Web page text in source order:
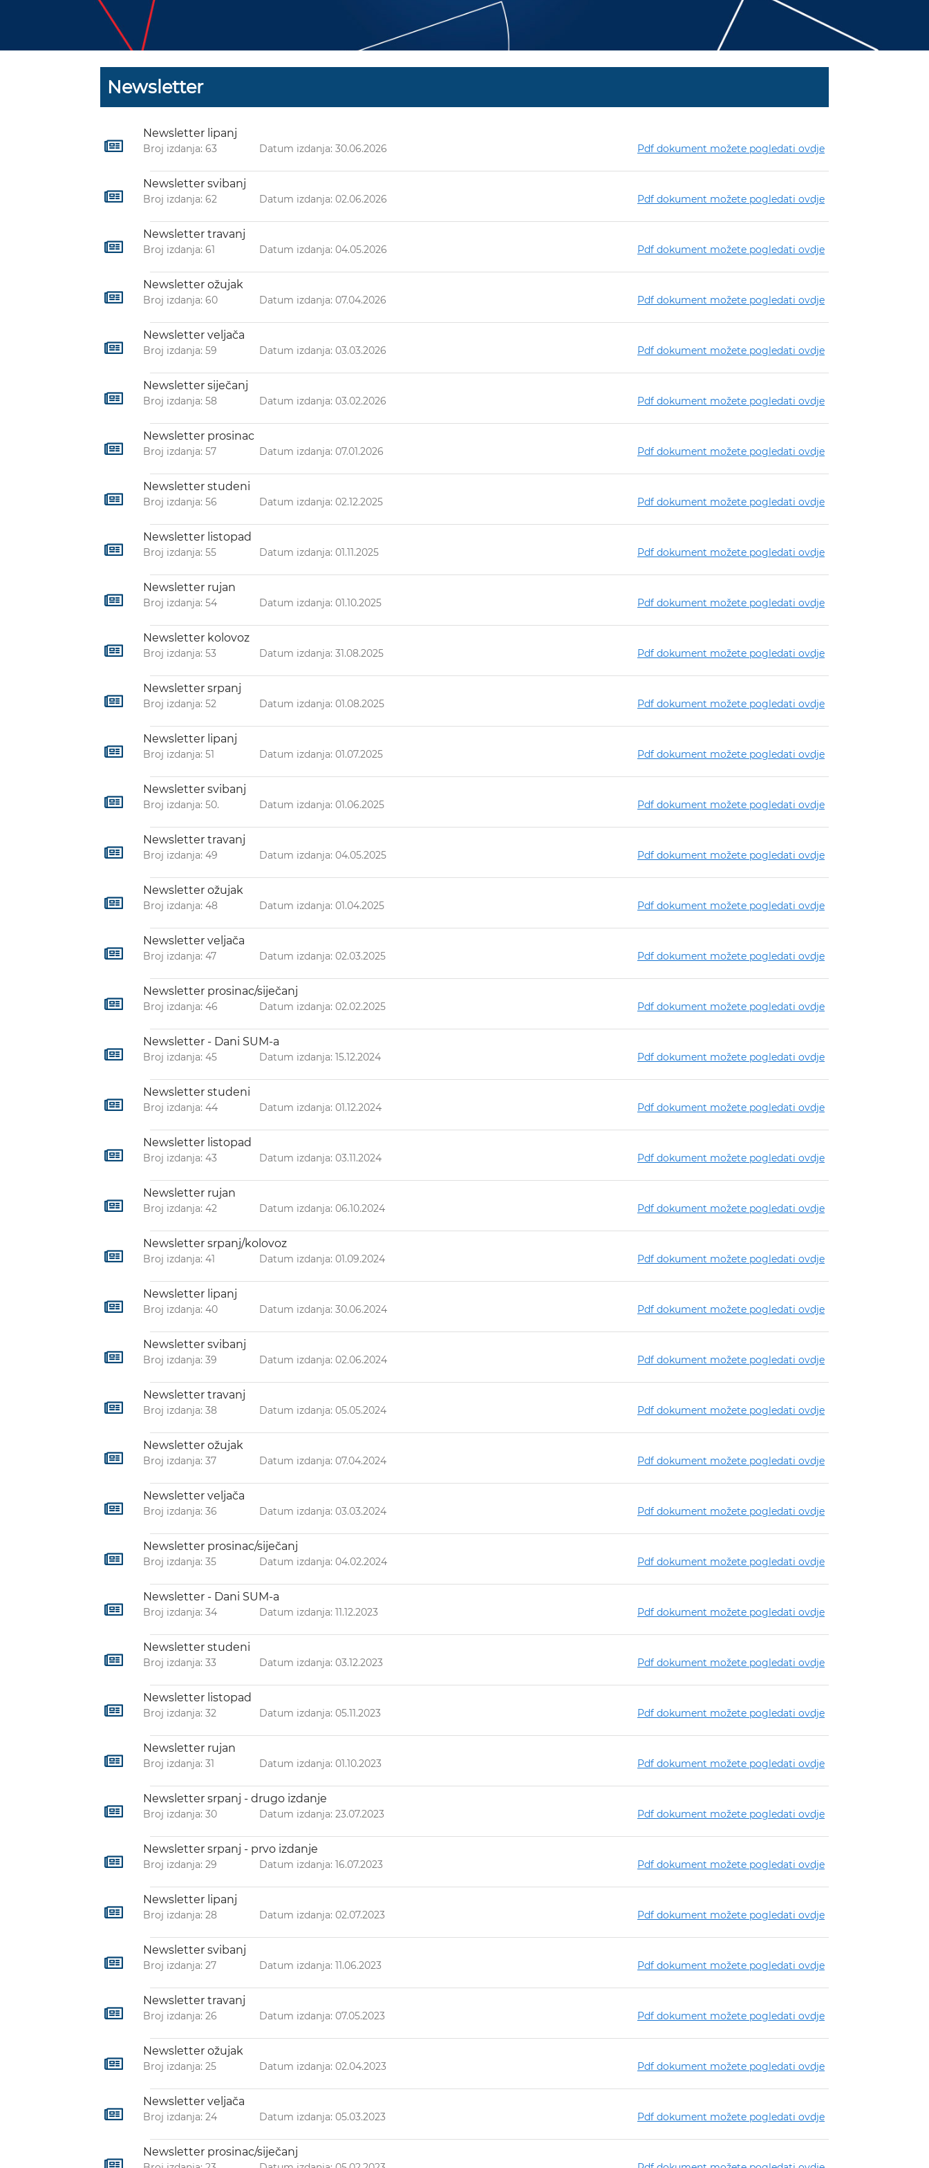
Newsletter
Newsletter lipanj
Broj izdanja: 63 Datum izdanja: 30.06.2026 Pdf dokument možete pogledati ovdje
Newsletter svibanj
Broj izdanja: 62 Datum izdanja: 02.06.2026 Pdf dokument možete pogledati ovdje
Newsletter travanj
Broj izdanja: 61 Datum izdanja: 04.05.2026 Pdf dokument možete pogledati ovdje
Newsletter ožujak
Broj izdanja: 60 Datum izdanja: 07.04.2026 Pdf dokument možete pogledati ovdje
Newsletter veljača
Broj izdanja: 59 Datum izdanja: 03.03.2026 Pdf dokument možete pogledati ovdje
Newsletter siječanj
Broj izdanja: 58 Datum izdanja: 03.02.2026 Pdf dokument možete pogledati ovdje
Newsletter prosinac
Broj izdanja: 57 Datum izdanja: 07.01.2026 Pdf dokument možete pogledati ovdje
Newsletter studeni
Broj izdanja: 56 Datum izdanja: 02.12.2025 Pdf dokument možete pogledati ovdje
Newsletter listopad
Broj izdanja: 55 Datum izdanja: 01.11.2025 Pdf dokument možete pogledati ovdje
Newsletter rujan
Broj izdanja: 54 Datum izdanja: 01.10.2025 Pdf dokument možete pogledati ovdje
Newsletter kolovoz
Broj izdanja: 53 Datum izdanja: 31.08.2025 Pdf dokument možete pogledati ovdje
Newsletter srpanj
Broj izdanja: 52 Datum izdanja: 01.08.2025 Pdf dokument možete pogledati ovdje
Newsletter lipanj
Broj izdanja: 51 Datum izdanja: 01.07.2025 Pdf dokument možete pogledati ovdje
Newsletter svibanj
Broj izdanja: 50. Datum izdanja: 01.06.2025 Pdf dokument možete pogledati ovdje
Newsletter travanj
Broj izdanja: 49 Datum izdanja: 04.05.2025 Pdf dokument možete pogledati ovdje
Newsletter ožujak
Broj izdanja: 48 Datum izdanja: 01.04.2025 Pdf dokument možete pogledati ovdje
Newsletter veljača
Broj izdanja: 47 Datum izdanja: 02.03.2025 Pdf dokument možete pogledati ovdje
Newsletter prosinac/siječanj
Broj izdanja: 46 Datum izdanja: 02.02.2025 Pdf dokument možete pogledati ovdje
Newsletter - Dani SUM-a
Broj izdanja: 45 Datum izdanja: 15.12.2024 Pdf dokument možete pogledati ovdje
Newsletter studeni
Broj izdanja: 44 Datum izdanja: 01.12.2024 Pdf dokument možete pogledati ovdje
Newsletter listopad
Broj izdanja: 43 Datum izdanja: 03.11.2024 Pdf dokument možete pogledati ovdje
Newsletter rujan
Broj izdanja: 42 Datum izdanja: 06.10.2024 Pdf dokument možete pogledati ovdje
Newsletter srpanj/kolovoz
Broj izdanja: 41 Datum izdanja: 01.09.2024 Pdf dokument možete pogledati ovdje
Newsletter lipanj
Broj izdanja: 40 Datum izdanja: 30.06.2024 Pdf dokument možete pogledati ovdje
Newsletter svibanj
Broj izdanja: 39 Datum izdanja: 02.06.2024 Pdf dokument možete pogledati ovdje
Newsletter travanj
Broj izdanja: 38 Datum izdanja: 05.05.2024 Pdf dokument možete pogledati ovdje
Newsletter ožujak
Broj izdanja: 37 Datum izdanja: 07.04.2024 Pdf dokument možete pogledati ovdje
Newsletter veljača
Broj izdanja: 36 Datum izdanja: 03.03.2024 Pdf dokument možete pogledati ovdje
Newsletter prosinac/siječanj
Broj izdanja: 35 Datum izdanja: 04.02.2024 Pdf dokument možete pogledati ovdje
Newsletter - Dani SUM-a
Broj izdanja: 34 Datum izdanja: 11.12.2023 Pdf dokument možete pogledati ovdje
Newsletter studeni
Broj izdanja: 33 Datum izdanja: 03.12.2023 Pdf dokument možete pogledati ovdje
Newsletter listopad
Broj izdanja: 32 Datum izdanja: 05.11.2023 Pdf dokument možete pogledati ovdje
Newsletter rujan
Broj izdanja: 31 Datum izdanja: 01.10.2023 Pdf dokument možete pogledati ovdje
Newsletter srpanj - drugo izdanje
Broj izdanja: 30 Datum izdanja: 23.07.2023 Pdf dokument možete pogledati ovdje
Newsletter srpanj - prvo izdanje
Broj izdanja: 29 Datum izdanja: 16.07.2023 Pdf dokument možete pogledati ovdje
Newsletter lipanj
Broj izdanja: 28 Datum izdanja: 02.07.2023 Pdf dokument možete pogledati ovdje
Newsletter svibanj
Broj izdanja: 27 Datum izdanja: 11.06.2023 Pdf dokument možete pogledati ovdje
Newsletter travanj
Broj izdanja: 26 Datum izdanja: 07.05.2023 Pdf dokument možete pogledati ovdje
Newsletter ožujak
Broj izdanja: 25 Datum izdanja: 02.04.2023 Pdf dokument možete pogledati ovdje
Newsletter veljača
Broj izdanja: 24 Datum izdanja: 05.03.2023 Pdf dokument možete pogledati ovdje
Newsletter prosinac/siječanj